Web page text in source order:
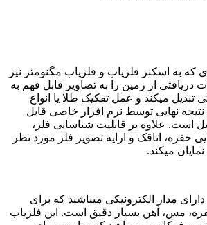
که به اسکنر فلزیاب و فلزیاب مگنومتر نیز
از زمین را به تصاویر قابل فهم به
میکند و عمل تفکیک طلا یا انواع
نتیجه نهایی توسط نرم افزار خاصی قابل
است. علاوه بر قابلیت شناسایی فلز،
حفره، اتاقک و ارایه تصویر فلز مورد نظر
میکند.
مدار الکترونیکی میباشند که برای
مس، آهن بسیار دقیق است. این فلزیاب